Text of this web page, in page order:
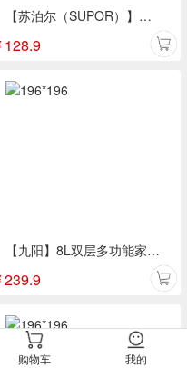
【苏泊尔（SUPOR）】小容量电煮锅不粘内锅2档火力1.2L H12YK29
128.9
【九阳】8L双层多功能家用电蒸锅DZ60Y1XL（莎莉鸡）
239.9
购物车 我的